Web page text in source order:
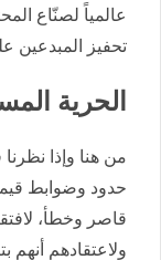
عالمياً لصنّاع
تحفيز المبدعين
الحرية
من هنا وإذا
حدود وضوابط
قاصر وخطأ،
ولاعتقادهم أنهم